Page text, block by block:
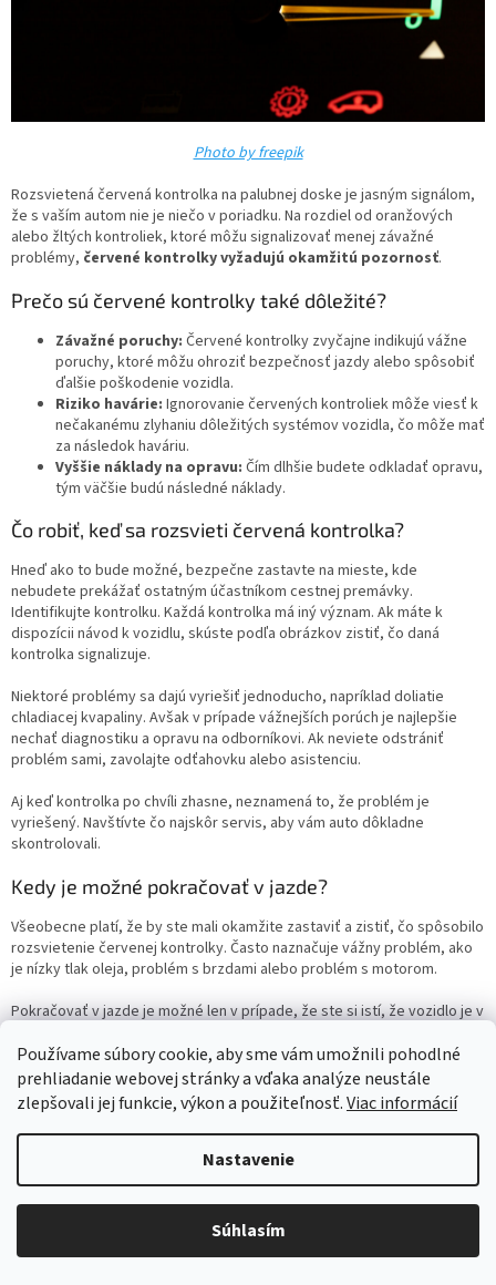
Používame súbory cookie, aby sme vám umožnili pohodlné
prehliadanie webovej stránky a vďaka analýze neustále
zlepšovali jej funkcie, výkon a použiteľnosť.Viac informácií
Nastavenie
Súhlasím
Photo by freepik
Rozsvietená červená kontrolka na palubnej doske je jasným signálom,
že s vaším autom nie je niečo v poriadku. Na rozdiel od oranžových
alebo žltých kontroliek, ktoré môžu signalizovať menej závažné
problémy, červené kontrolky vyžadujú okamžitú pozornosť.
Prečo sú červené kontrolky také dôležité?
Závažné poruchy: Červené kontrolky zvyčajne indikujú vážne
poruchy, ktoré môžu ohroziť bezpečnosť jazdy alebo spôsobiť
ďalšie poškodenie vozidla.
Riziko havárie: Ignorovanie červených kontroliek môže viesť k
nečakanému zlyhaniu dôležitých systémov vozidla, čo môže mať
za následok haváriu.
Vyššie náklady na opravu: Čím dlhšie budete odkladať opravu,
tým väčšie budú následné náklady.
Čo robiť, keď sa rozsvieti červená kontrolka?
Hneď ako to bude možné, bezpečne zastavte na mieste, kde
nebudete prekážať ostatným účastníkom cestnej premávky.
Identifikujte kontrolku. Každá kontrolka má iný význam. Ak máte k
dispozícii návod k vozidlu, skúste podľa obrázkov zistiť, čo daná
kontrolka signalizuje.
Niektoré problémy sa dajú vyriešiť jednoducho, napríklad doliatie
chladiacej kvapaliny. Avšak v prípade vážnejších porúch je najlepšie
nechať diagnostiku a opravu na odborníkovi. Ak neviete odstrániť
problém sami, zavolajte odťahovku alebo asistenciu.
Aj keď kontrolka po chvíli zhasne, neznamená to, že problém je
vyriešený. Navštívte čo najskôr servis, aby vám auto dôkladne
skontrolovali.
Kedy je možné pokračovať v jazde?
Všeobecne platí, že by ste mali okamžite zastaviť a zistiť, čo spôsobilo
rozsvietenie červenej kontrolky. Často naznačuje vážny problém, ako
je nízky tlak oleja, problém s brzdami alebo problém s motorom.
Pokračovať v jazde je možné len v prípade, že ste si istí, že vozidlo je v
extrémnych situáciách. Ak máte akékoľvek pochybnosti, je najlepšie
zavolať odťahovú službu a odviezť vozidlo do servisu, kde ho dôkladne
skontrolujú.
Najčastejšie červené kontrolky v aute a ich význam
Červené kontrolky na palubnej doske vášho auta sú ako výkričník, ktorý
vám hovorí: "Pozor, niečo nie je v poriadku!" Ich význam by mal poznať
každý vodič, pretože môžu signalizovať vážne problémy, ktoré
ohrozujú bezpečnosť jazdy. Medzi najbežnejšie červené kontrolky
patria: